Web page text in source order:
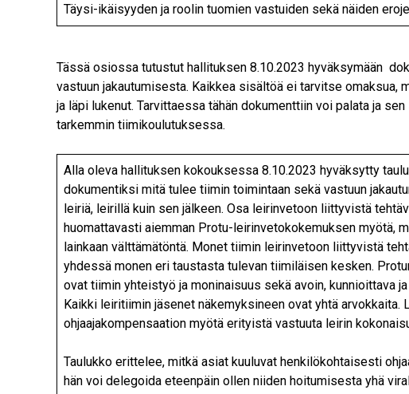
Täysi-ikäisyyden ja roolin tuomien vastuiden sekä näiden
Tässä osiossa tutustut hallituksen 8.10.2023 hyväksymään
vastuun jakautumisesta. Kaikkea sisältöä ei tarvitse omaksua,
ja läpi lukenut. Tarvittaessa tähän dokumenttiin voi palata ja
tarkemmin tiimikoulutuksessa.
Alla oleva hallituksen kokouksessa 8.10.2023 hyväksytty
dokumentiksi mitä tulee tiimin toimintaan sekä vastuun
leiriä, leirillä kuin sen jälkeen. Osa leirinvetoon liittyvistä
huomattavasti aiemman Protu-leirinvetokokemuksen myötä,
lainkaan välttämätöntä. Monet tiimin leirinvetoon liittyvistä
yhdessä monen eri taustasta tulevan tiimiläisen kesken.
ovat tiimin yhteistyö ja moninaisuus sekä avoin, kunnioittava
Kaikki leiritiimin jäsenet näkemyksineen ovat yhtä arvokkaita.
ohjaajakompensaation myötä erityistä vastuuta leirin
Taulukko erittelee, mitkä asiat kuuluvat henkilökohtaisesti
hän voi delegoida eteenpäin ollen niiden hoitumisesta yhä